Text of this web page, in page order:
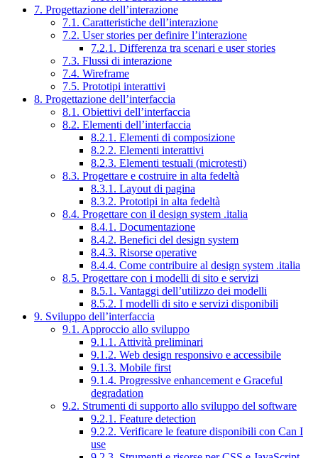
7. Progettazione dell’interazione
7.1. Caratteristiche dell’interazione
7.2. User stories per definire l’interazione
7.2.1. Differenza tra scenari e user stories
7.3. Flussi di interazione
7.4. Wireframe
7.5. Prototipi interattivi
8. Progettazione dell’interfaccia
8.1. Obiettivi dell’interfaccia
8.2. Elementi dell’interfaccia
8.2.1. Elementi di composizione
8.2.2. Elementi interattivi
8.2.3. Elementi testuali (microtesti)
8.3. Progettare e costruire in alta fedeltà
8.3.1. Layout di pagina
8.3.2. Prototipi in alta fedeltà
8.4. Progettare con il design system .italia
8.4.1. Documentazione
8.4.2. Benefici del design system
8.4.3. Risorse operative
8.4.4. Come contribuire al design system .italia
8.5. Progettare con i modelli di sito e servizi
8.5.1. Vantaggi dell’utilizzo dei modelli
8.5.2. I modelli di sito e servizi disponibili
9. Sviluppo dell’interfaccia
9.1. Approccio allo sviluppo
9.1.1. Attività preliminari
9.1.2. Web design responsivo e accessibile
9.1.3. Mobile first
9.1.4. Progressive enhancement e Graceful
degradation
9.2. Strumenti di supporto allo sviluppo del software
9.2.1. Feature detection
9.2.2. Verificare le feature disponibili con Can I
use